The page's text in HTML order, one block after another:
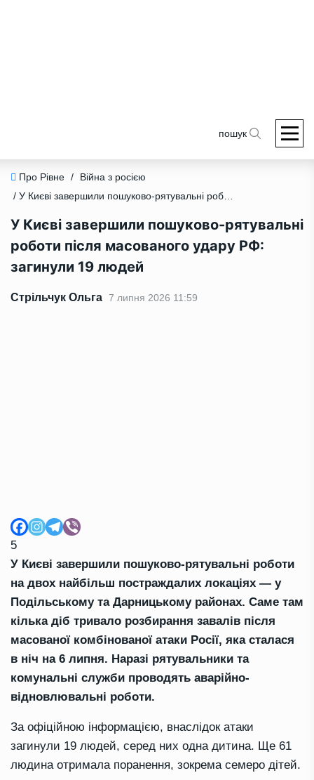
пошук
Про Рівне /
Війна з росією
/ У Києві завершили пошуково-рятувальні роботи після масованого удару РФ: загинули 19 людей
У Києві завершили пошуково-рятувальні
роботи після масованого удару РФ:
загинули 19 людей
Стрільчук Ольга 7 липня 2026 11:59
5
У Києві завершили пошуково-рятувальні роботи
на двох найбільш постраждалих локаціях — у
Подільському та Дарницькому районах. Саме там
кілька діб тривало розбирання завалів після
масованої комбінованої атаки Росії, яка сталася
в ніч на 6 липня. Наразі рятувальники та
комунальні служби проводять аварійно-
відновлювальні роботи.
За офіційною інформацією, внаслідок атаки
загинули 19 людей, серед них одна дитина. Ще 61
людина отримала поранення, зокрема семеро дітей.